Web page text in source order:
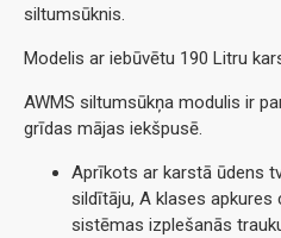
siltumsūknis.
Modelis ar iebūvētu 190 Litru
AWMS siltumsūkņa modulis ir
grīdas mājas iekšpusē.
Aprīkots ar karstā ūdens
sildītāju, A klases apkures
sistēmas izplešanās